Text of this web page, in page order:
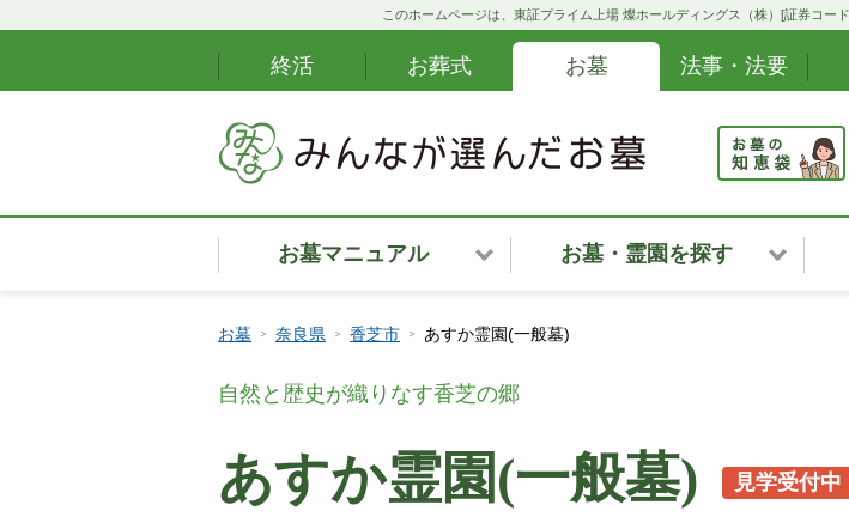
このホームページは、東証プライム上場 燦ホールディングス（株）[証券コー
終活 お葬式 お墓 法事・法要
お墓マニュアル
お墓安心サポート
カンタンお墓ナビ
お墓・霊園の種類
お墓・霊園を探す
北海道
中部・東海
お墓 奈良県 香芝市 あすか霊園(一般墓)
自然と歴史が織りなす香芝の郷
あすか霊園(一般墓) 見学受付中